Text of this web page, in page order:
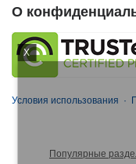
X
О
Условия использования ·
Популярные